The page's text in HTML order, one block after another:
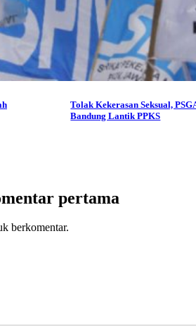
Tolak Kekerasan Seksual,
Bandung Lantik PPKS
pertama
berkomentar.